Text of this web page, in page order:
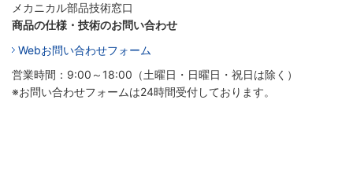
メカニカル部品技術窓口
商品の仕様・技術のお問い合わせ
Webお問い合わせフォーム
営業時間：9:00～18:00（土曜日・日曜日・祝日は除く）
※お問い合わせフォームは24時間受付しております。